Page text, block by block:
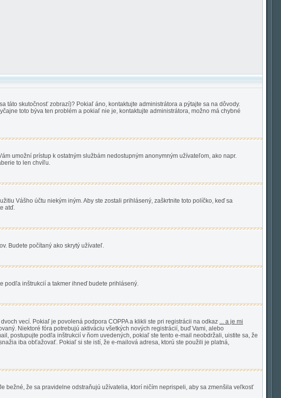
táto skutočnosť zobrazí)? Pokiaľ áno, kontaktujte administrátora a pýtajte sa na dôvody.
toto býva ten problém a pokiaľ nie je, kontaktujte administrátora, možno má chybné
umožní prístup k ostatným službám nedostupným anonymným užívateľom, ako napr.
to len chvíľu.
Vášho účtu niekým iným. Aby ste zostali prihlásený, zaškrtnite toto políčko, keď sa
atď.
Budete počítaný ako skrytý užívateľ.
podľa inštrukcií a takmer ihneď budete prihlásený.
vecí. Pokiaľ je povolená podpora COPPA a klikli ste pri registrácii na odkaz ... a je mi
Niektoré fóra potrebujú aktiváciu všetkých nových registrácií, buď Vami, alebo
postupujte podľa inštrukcií v ňom uvedených, pokiaľ ste tento e-mail neobdržali, uistite sa, že
iba obťažovať. Pokiaľ si ste istí, že e-mailová adresa, ktorú ste použili je platná,
bežné, že sa pravidelne odstraňujú užívatelia, ktorí ničím neprispeli, aby sa zmenšila veľkosť